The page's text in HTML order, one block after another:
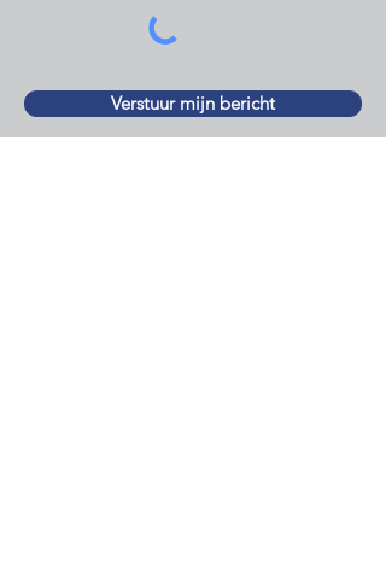
Verstuur mijn bericht